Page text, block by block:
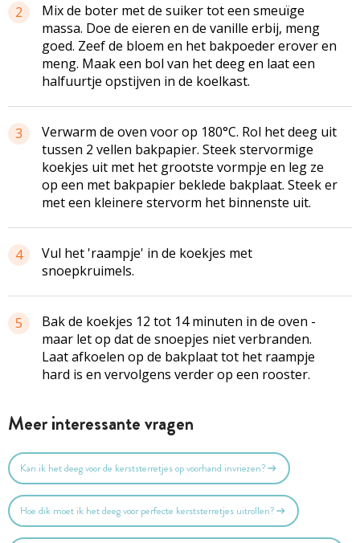
2
Mix de boter met de suiker tot een smeuïge
massa. Doe de eieren en de vanille erbij, meng
goed. Zeef de bloem en het bakpoeder erover en
meng. Maak een bol van het deeg en laat een
halfuurtje opstijven in de koelkast.
3
Verwarm de oven voor op 180°C. Rol het deeg uit
tussen 2 vellen bakpapier. Steek stervormige
koekjes uit met het grootste vormpje en leg ze
op een met bakpapier beklede bakplaat. Steek er
met een kleinere stervorm het binnenste uit.
4
Vul het 'raampje' in de koekjes met
snoepkruimels.
5
Bak de koekjes 12 tot 14 minuten in de oven -
maar let op dat de snoepjes niet verbranden.
Laat afkoelen op de bakplaat tot het raampje
hard is en vervolgens verder op een rooster.
Meer interessante vragen
Kan ik het deeg voor de kerststerretjes op voorhand invriezen?
Hoe dik moet ik het deeg voor perfecte kerststerretjes uitrollen?